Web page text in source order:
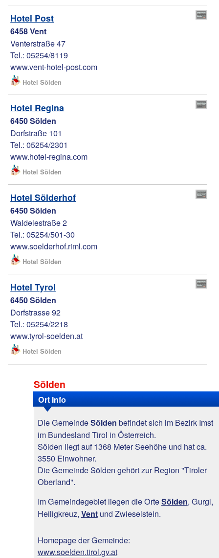
Hotel Post
6458 Vent
Venterstraße 47
Tel.: 05254/8119
www.vent-hotel-post.com
Hotel Sölden
Hotel Regina
6450 Sölden
Dorfstraße 101
Tel.: 05254/2301
www.hotel-regina.com
Hotel Sölden
Hotel Sölderhof
6450 Sölden
Waldelestraße 2
Tel.: 05254/501-30
www.soelderhof.riml.com
Hotel Sölden
Hotel Tyrol
6450 Sölden
Dorfstrasse 92
Tel.: 05254/2218
www.tyrol-soelden.at
Hotel Sölden
Sölden
Ort Info
Die GemeindeSölden befindet sich im Bezirk Imst
im Bundesland Tirol in Österreich.
Sölden liegt auf 1368 Meter Seehöhe und hat ca.
3550 Einwohner.
Die Gemeinde Sölden gehört zur Region "Tiroler
Oberland".
Im Gemeindegebiet liegen die OrteSölden, Gurgl,
Heiligkreuz, Ventund Zwieselstein.
Homepage der Gemeinde:
www.soelden.tirol.gv.at